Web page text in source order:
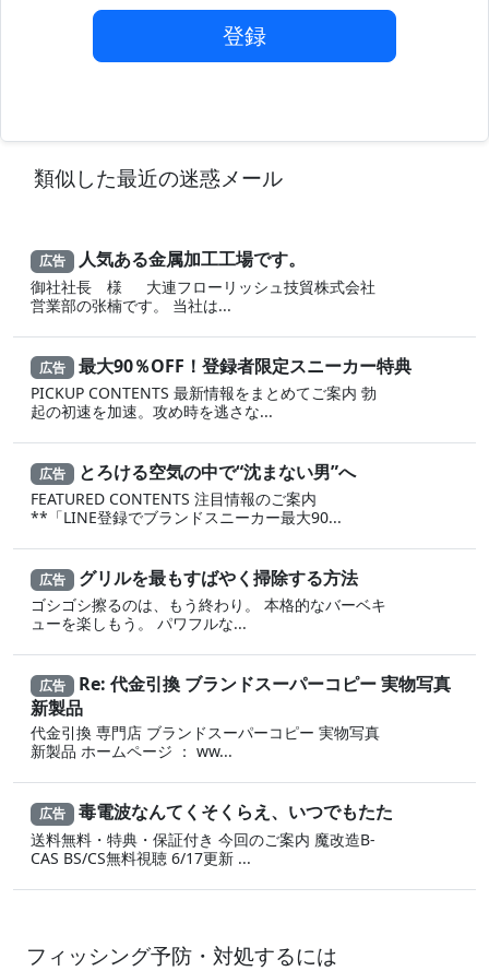
登録
類似した最近の迷惑メール
広告 人気ある金属加工工場です。
御社社長 様 大連フローリッシュ技貿株式会社
営業部の张楠です。 当社は...
広告 最大90％OFF！登録者限定スニーカー特典
PICKUP CONTENTS 最新情報をまとめてご案内 勃
起の初速を加速。攻め時を逃さな...
広告 とろける空気の中で“沈まない男”へ
FEATURED CONTENTS 注目情報のご案内
**「LINE登録でブランドスニーカー最大90...
広告 グリルを最もすばやく掃除する方法
ゴシゴシ擦るのは、もう終わり。 本格的なバーベキ
ューを楽しもう。 パワフルな...
広告 Re: 代金引換 ブランドスーパーコピー 実物写真
新製品
代金引換 専門店 ブランドスーパーコピー 実物写真
新製品 ホームページ ： ww...
広告 毒電波なんてくそくらえ、いつでもたた
送料無料・特典・保証付き 今回のご案内 魔改造B-
CAS BS/CS無料視聴 6/17更新 ...
フィッシング予防・対処するには